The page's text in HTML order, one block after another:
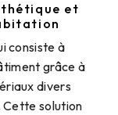
et
consiste à
grâce à
divers
Cette solution